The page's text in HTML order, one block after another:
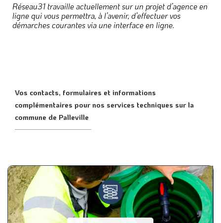
Réseau31 travaille actuellement sur un projet d’agence en
ligne qui vous permettra, à l’avenir, d’effectuer vos
démarches courantes via une interface en ligne.
Vos contacts, formulaires et informations
complémentaires pour nos services techniques sur la
commune de Palleville